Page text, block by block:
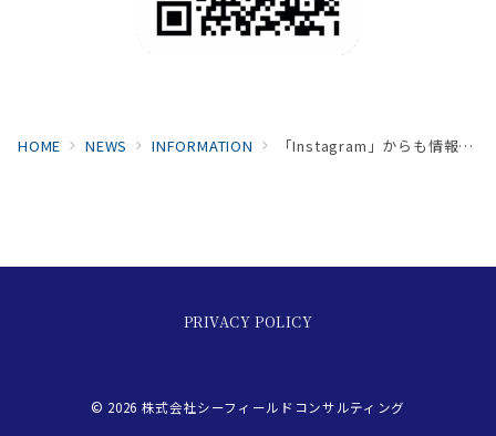
HOME NEWS INFORMATION 「Instagram」からも情報を発信していきます。
PRIVACY POLICY
© 2026 株式会社シーフィールドコンサルティング